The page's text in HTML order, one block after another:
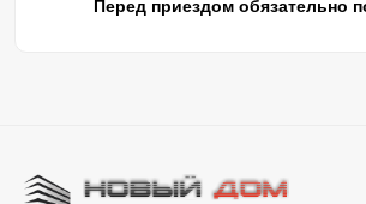
Перед приездом обязательно